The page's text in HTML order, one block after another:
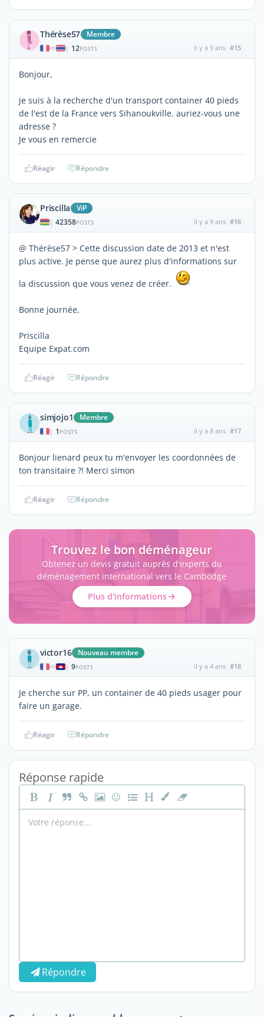
Thérèse57 Membre
| 12POSTS il y a 9 ans #15
Bonjour,
je suis à la recherche d'un transport container 40 pieds
de l'est de la France vers Sihanoukville. auriez-vous une
adresse ?
Je vous en remercie
Réagir Répondre
Priscilla ViP
| 42358POSTS il y a 9 ans #16
@ Thérèse57 > Cette discussion date de 2013 et n'est
plus active. Je pense que aurez plus d'informations sur
la discussion que vous venez de créer.
Bonne journée,
Priscilla
Equipe Expat.com
Réagir Répondre
simjojo1 Membre
| 1 POSTS il y a 8 ans #17
Bonjour lienard peux tu m'envoyer les coordonnées de
ton transitaire ?! Merci simon
Réagir Répondre
Trouvez le bon déménageur
Obtenez un devis gratuit auprès d'experts du
déménagement international vers le Cambodge
Plus d'informations
victor16 Nouveau membre
| 9POSTS il y a 4 ans #18
Je cherche sur PP, un container de 40 pieds usager pour
faire un garage.
Réagir Répondre
Réponse rapide
Répondre